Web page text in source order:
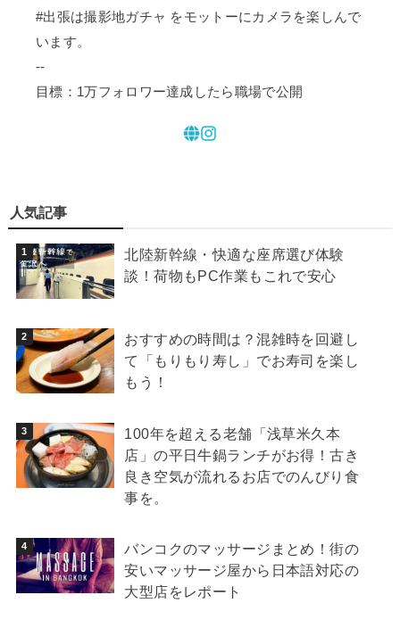
#出張は撮影地ガチャ をモットーにカメラを楽しんで
います。
--
目標：1万フォロワー達成したら職場で公開
人気記事
北陸新幹線・快適な座席選び体験
談！荷物もPC作業もこれで安心
おすすめの時間は？混雑時を回避し
て「もりもり寿し」でお寿司を楽し
もう！
100年を超える老舗「浅草米久本
店」の平日牛鍋ランチがお得！古き
良き空気が流れるお店でのんびり食
事を。
バンコクのマッサージまとめ！街の
安いマッサージ屋から日本語対応の
大型店をレポート